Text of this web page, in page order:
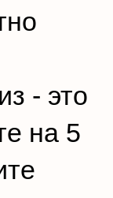
- это
на 5